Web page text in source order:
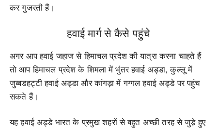
कर गुजरती हैं।
हवाई मार्ग से कैसे पहुंचे
अगर आप हवाई जहाज से हिमाचल प्रदेश की यात्रा करना चाहते हैं
तो आप हिमाचल प्रदेश के शिमला में भुंतर हवाई अड्डा, कुल्लू में
जुब्बडहट्टी हवाई अड्डा और कांगड़ा में गग्गल हवाई अड्डे पर पहुंच
सकते हैं।
यह हवाई अड्डे भारत के प्रमुख शहरों से बहुत अच्छी तरह से जुड़े हुए